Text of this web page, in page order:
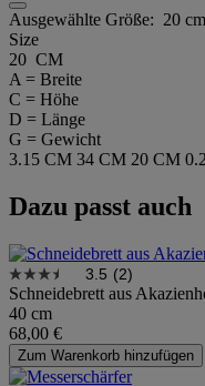
Ausgewählte Größe: 20 cm
Size
20 CM
A = Breite
C = Höhe
D = Länge
G = Gewicht
3.15 CM 34 CM 20 CM
Dazu passt auch
3.5 (2)
Schneidebrett aus
40 cm
68,00 €
Zum Warenkorb hinzufügen